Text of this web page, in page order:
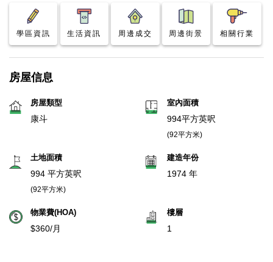
學區資訊 生活資訊 周邊成交 周邊街景 相關行業
房屋信息
房屋類型
康斗
室內面積
994平方英呎
(92平方米)
土地面積
994 平方英呎
(92平方米)
建造年份
1974 年
物業費(HOA)
$360/月
樓層
1